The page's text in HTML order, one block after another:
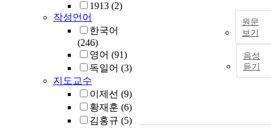
1913 (2)
작성언어
한국어
(246)
영어 (91)
독일어 (3)
지도교수
이제선 (9)
황재훈 (6)
김홍규 (5)
원문
보기
음성
듣기